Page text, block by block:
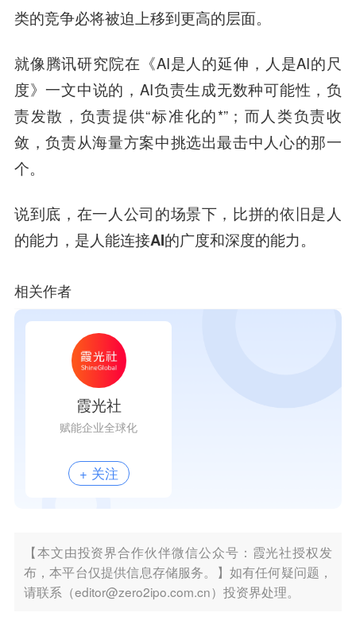
类的竞争必将被迫上移到更高的层面。
就像腾讯研究院在《AI是人的延伸，人是AI的尺
度》一文中说的，AI负责生成无数种可能性，负
责发散，负责提供“标准化的*”；而人类负责收
敛，负责从海量方案中挑选出最击中人心的那一
个。
说到底，在一人公司的场景下，比拼的依旧是人
的能力， 是人能连接AI的广度和深度的能力。
相关作者
霞光社
赋能企业全球化
+ 关注
【本文由投资界合作伙伴微信公众号：霞光社授权发
布，本平台仅提供信息存储服务。】如有任何疑问题，
请联系（editor@zero2ipo.com.cn）投资界处理。